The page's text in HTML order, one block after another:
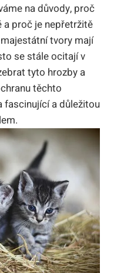
na důvody, proč
proč je nepřetržitě
tvory mají
se stále ocitají v
tyto hrozby a
těchto
fascinující a důležitou